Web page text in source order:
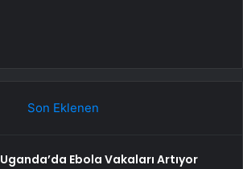
Son Eklenen
Uganda’da Ebola Vakaları Artıyor